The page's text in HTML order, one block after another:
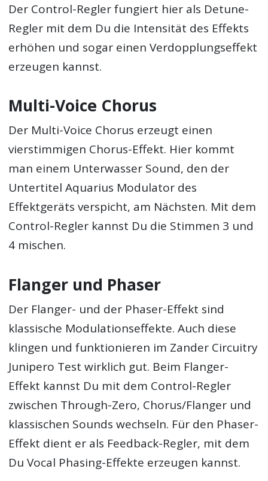
Der Control-Regler fungiert hier als Detune-
Regler mit dem Du die Intensität des Effekts
erhöhen und sogar einen Verdopplungseffekt
erzeugen kannst.
Multi-Voice Chorus
Der Multi-Voice Chorus erzeugt einen
vierstimmigen Chorus-Effekt. Hier kommt
man einem Unterwasser Sound, den der
Untertitel Aquarius Modulator des
Effektgeräts verspicht, am Nächsten. Mit dem
Control-Regler kannst Du die Stimmen 3 und
4 mischen.
Flanger und Phaser
Der Flanger- und der Phaser-Effekt sind
klassische Modulationseffekte. Auch diese
klingen und funktionieren im Zander Circuitry
Junipero Test wirklich gut. Beim Flanger-
Effekt kannst Du mit dem Control-Regler
zwischen Through-Zero, Chorus/Flanger und
klassischen Sounds wechseln. Für den Phaser-
Effekt dient er als Feedback-Regler, mit dem
Du Vocal Phasing-Effekte erzeugen kannst.